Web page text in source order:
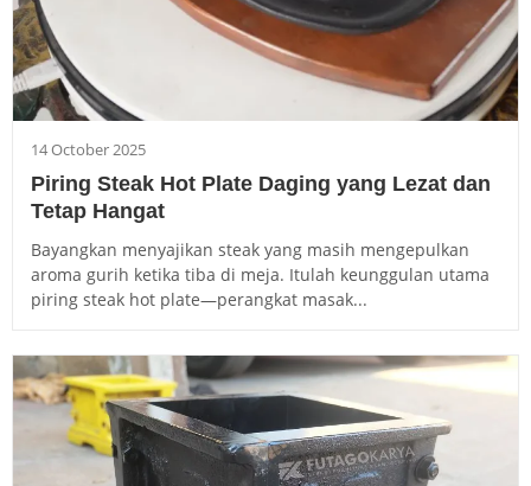
14 October 2025
Piring Steak Hot Plate Daging yang Lezat dan
Tetap Hangat
Bayangkan menyajikan steak yang masih mengepulkan
aroma gurih ketika tiba di meja. Itulah keunggulan utama
piring steak hot plate—perangkat masak...